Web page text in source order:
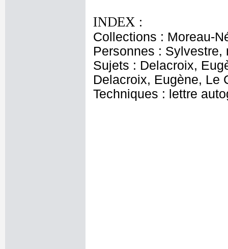
INDEX :
Collections : Moreau-
Personnes : Sylvestre,
Sujets : Delacroix,
Delacroix, Eugène, Le
Techniques : lettre